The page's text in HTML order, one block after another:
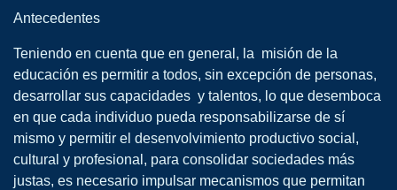
Antecedentes
Teniendo en cuenta que en general, la misión de la
educación es permitir a todos, sin excepción de personas,
desarrollar sus capacidades y talentos, lo que desemboca
en que cada individuo pueda responsabilizarse de sí
mismo y permitir el desenvolvimiento productivo social,
cultural y profesional, para consolidar sociedades más
justas, es necesario impulsar mecanismos que permitan